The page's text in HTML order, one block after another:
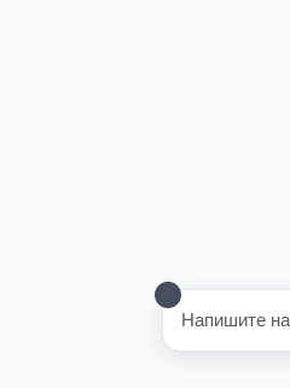
Напишите